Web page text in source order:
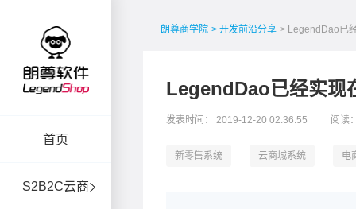
首页
S2B2C云商
朗尊商学院 > 开发前沿分享 > LegendDao已
LegendDao已经实现
发表时间： 2019-12-20 02:36:55 阅读
新零售系统 云商城系统 电